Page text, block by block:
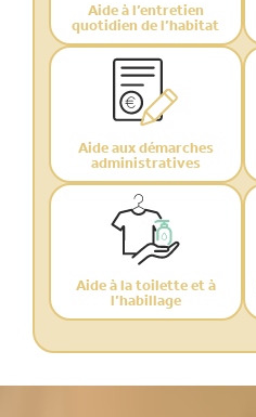
Aide à l’entretien
quotidien de l’habitat
Aide aux démarches
administratives
Aide à la toilette et à
l’habillage